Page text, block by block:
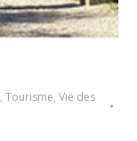
, Tourisme, Vie des